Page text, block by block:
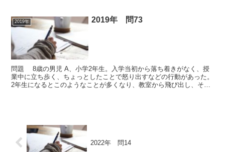
2019年 2019年 問73
問題 8歳の男児 A、小学2年生。入学当初から落ち着きがなく、授
業中に立ち歩く、ちょっとしたことで怒り出すなどの行動があった。
2年生になるとこのようなことが多くなり、教室から飛び出し、それ
2022年 問14